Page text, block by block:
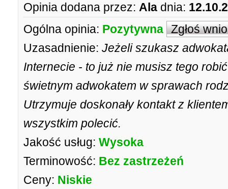
Opinia dodana przez: Ala dnia:
Ogólna opinia: Pozytywna Zgłoś
Uzasadnienie: Jeżeli szukasz
Internecie - to już nie musisz tego
świetnym adwokatem w sprawach
Utrzymuje doskonały kontakt z
wszystkim polecić.
Jakość usług: Wysoka
Terminowość: Bez zastrzeżeń
Ceny: Niskie